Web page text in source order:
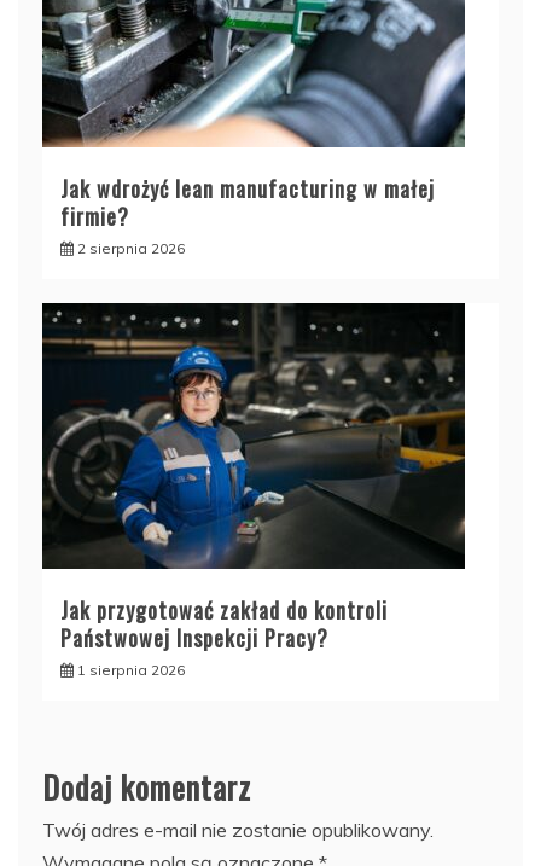
Jak wdrożyć lean manufacturing w małej
firmie?
2 sierpnia 2026
Jak przygotować zakład do kontroli
Państwowej Inspekcji Pracy?
1 sierpnia 2026
Dodaj komentarz
Twój adres e-mail nie zostanie opublikowany.